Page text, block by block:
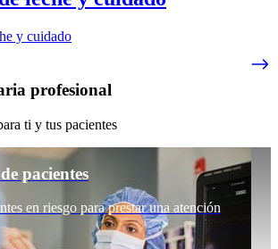
profesional
ti y tus pacientes
pacientes
en riesgo para prestar una atención